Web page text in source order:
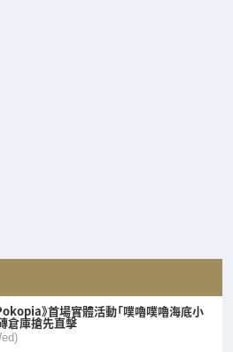
》首場實體活動「噗嚕噗嚕海底小
倉庫搶先直擊